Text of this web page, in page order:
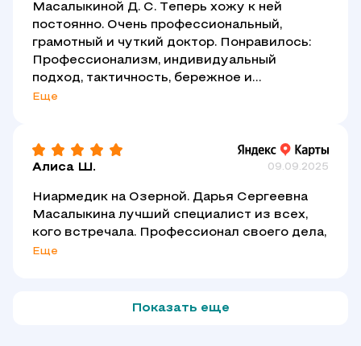
Масалыкиной Д. С. Теперь хожу к ней
постоянно. Очень профессиональный,
грамотный и чуткий доктор. Понравилось:
Профессионализм, индивидуальный
подход, тактичность, бережное и
заботливое отношение к пациенту. Дарья
здоровьем.
Еще
Алиса Ш. 09.09.2025
Ниармедик на Озерной. Дарья Сергеевна
Масалыкина лучший специалист из всех,
кого встречала. Профессионал своего дела,
Еще
Показать еще